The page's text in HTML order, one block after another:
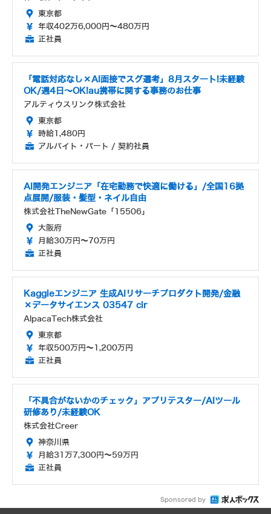
東京都
年収402万6,000円～480万円
正社員
「電話対応なし×AI面接でスグ選考」8月スタート!未経験
OK/週4日～OK!au携帯に関する事務のお仕事
アルティウスリンク株式会社
東京都
時給1,480円
アルバイト・パート / 契約社員
AI開発エンジニア「在宅勤務で快適に働ける」/全国16拠
点展開/服装・髪型・ネイル自由
株式会社TheNewGate「15506」
大阪府
月給30万円～70万円
正社員
Kaggleエンジニア 生成AIリサーチプロダクト開発/金融
×データサイエンス 03547 cir
AlpacaTech株式会社
東京都
年収500万円～1,200万円
正社員
「不具合がないかのチェック」アプリテスター/AIツール
研修あり/未経験OK
株式会社Creer
神奈川県
月給31万7,300円～59万円
正社員
Sponsored by